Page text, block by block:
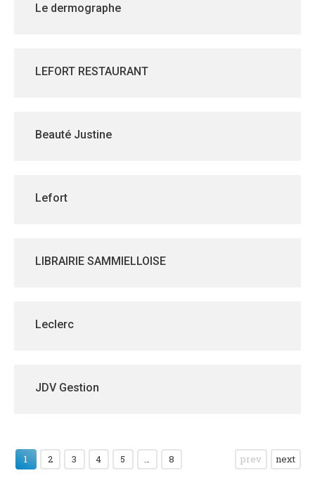
Le dermographe
LEFORT RESTAURANT
Beauté Justine
Lefort
LIBRAIRIE SAMMIELLOISE
Leclerc
JDV Gestion
1 2 3 4 5 … 8 prev next